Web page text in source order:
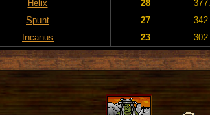
Helix 28
Spunt 27
Incanus 23